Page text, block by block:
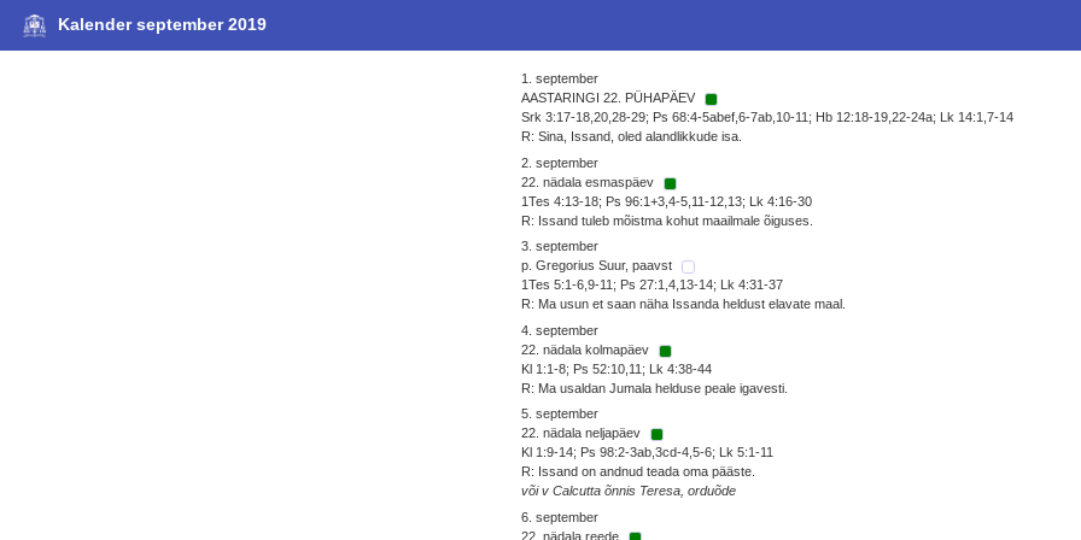
Kalender september 2019
1. september
AASTARINGI 22. PÜHAPÄEV
Srk 3:17-18,20,28-29; Ps 68:4-5abef,6-7ab,10-11; Hb 12:18-19,22-24a; Lk 14:1,7-14
R: Sina, Issand, oled alandlikkude isa.
2. september
22. nädala esmaspäev
1Tes 4:13-18; Ps 96:1+3,4-5,11-12,13; Lk 4:16-30
R: Issand tuleb mõistma kohut maailmale õiguses.
3. september
p. Gregorius Suur, paavst
1Tes 5:1-6,9-11; Ps 27:1,4,13-14; Lk 4:31-37
R: Ma usun et saan näha Issanda heldust elavate maal.
4. september
22. nädala kolmapäev
Kl 1:1-8; Ps 52:10,11; Lk 4:38-44
R: Ma usaldan Jumala helduse peale igavesti.
5. september
22. nädala neljapäev
Kl 1:9-14; Ps 98:2-3ab,3cd-4,5-6; Lk 5:1-11
R: Issand on andnud teada oma pääste.
või v Calcutta õnnis Teresa, orduõde
6. september
22. nädala reede